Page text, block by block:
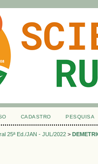
CADASTRO PESQUISA
25ª Ed./JAN - JUL/2022 >